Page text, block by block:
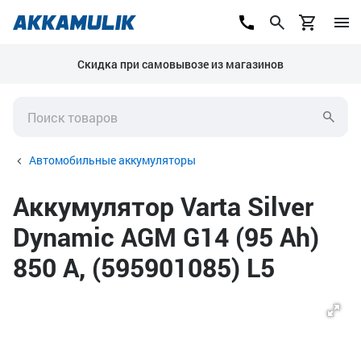
Скидка при самовывозе из магазинов
Автомобильные аккумуляторы
Аккумулятор Varta Silver
Dynamic AGM G14 (95 Ah)
850 А, (595901085) L5